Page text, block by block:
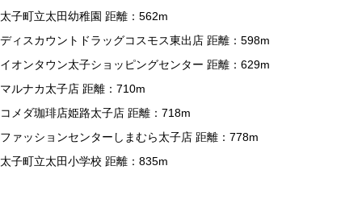
太子町立太田幼稚園 距離：562m
ディスカウントドラッグコスモス東出店 距離：598m
イオンタウン太子ショッピングセンター 距離：629m
マルナカ太子店 距離：710m
コメダ珈琲店姫路太子店 距離：718m
ファッションセンターしまむら太子店 距離：778m
太子町立太田小学校 距離：835m